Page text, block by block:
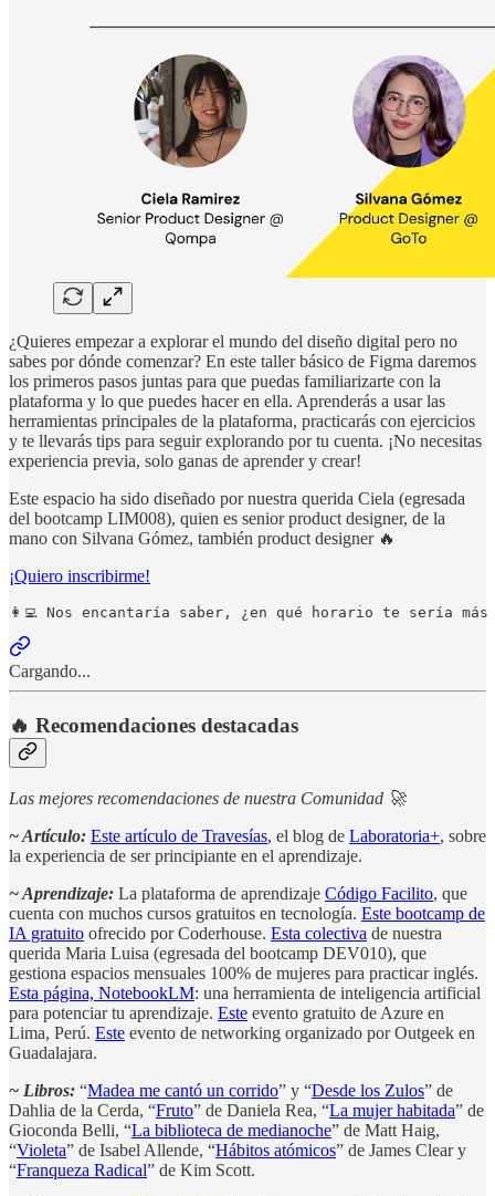
¿Quieres empezar a explorar el mundo del diseño digital pero no
sabes por dónde comenzar? En este taller básico de Figma daremos
los primeros pasos juntas para que puedas familiarizarte con la
plataforma y lo que puedes hacer en ella. Aprenderás a usar las
herramientas principales de la plataforma, practicarás con ejercicios
y te llevarás tips para seguir explorando por tu cuenta. ¡No necesitas
experiencia previa, solo ganas de aprender y crear!
Este espacio ha sido diseñado por nuestra querida Ciela (egresada
del bootcamp LIM008), quien es senior product designer, de la
mano con Silvana Gómez, también product designer 🔥
¡Quiero inscribirme!
👩‍💻 Nos encantaría saber, ¿en qué horario te sería
Cargando...
🔥 Recomendaciones destacadas
Las mejores recomendaciones de nuestra Comunidad 🚀
~ Artículo: Este artículo de Travesías, el blog de Laboratoria+, sobre
la experiencia de ser principiante en el aprendizaje.
~ Aprendizaje: La plataforma de aprendizaje Código Facilito, que
cuenta con muchos cursos gratuitos en tecnología. Este bootcamp de
IA gratuito ofrecido por Coderhouse. Esta colectiva de nuestra
querida Maria Luisa (egresada del bootcamp DEV010), que
gestiona espacios mensuales 100% de mujeres para practicar inglés.
Esta página, NotebookLM: una herramienta de inteligencia artificial
para potenciar tu aprendizaje. Este evento gratuito de Azure en
Lima, Perú. Este evento de networking organizado por Outgeek en
Guadalajara.
~ Libros: “Madea me cantó un corrido” y “Desde los Zulos” de
Dahlia de la Cerda, “Fruto” de Daniela Rea, “La mujer habitada” de
Gioconda Belli, “La biblioteca de medianoche” de Matt Haig,
“Violeta” de Isabel Allende, “Hábitos atómicos” de James Clear y
“Franqueza Radical” de Kim Scott.